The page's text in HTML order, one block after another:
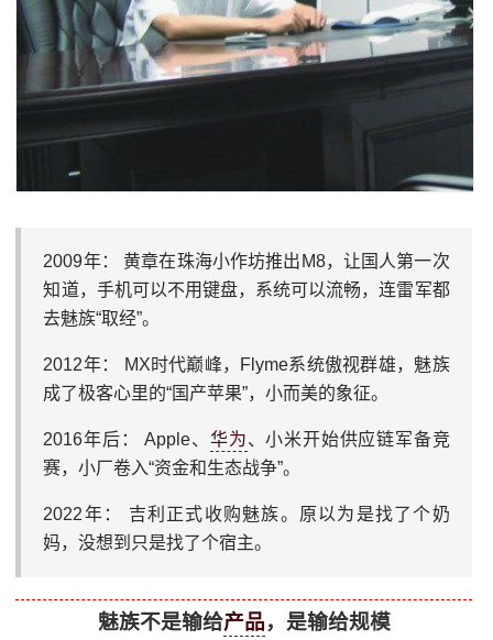
2009年： 黄章在珠海小作坊推出M8，让国人第一次
知道，手机可以不用键盘，系统可以流畅，连雷军都
去魅族“取经”。
2012年： MX时代巅峰，Flyme系统傲视群雄，魅族
成了极客心里的“国产苹果”，小而美的象征。
2016年后： Apple、华为、小米开始供应链军备竞
赛，小厂卷入“资金和生态战争”。
2022年： 吉利正式收购魅族。原以为是找了个奶
妈，没想到只是找了个宿主。
魅族不是输给产品，是输给规模